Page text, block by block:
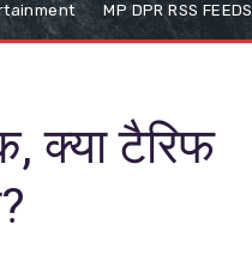
MP DPR RSS FEEDS
क्या टैरिफ